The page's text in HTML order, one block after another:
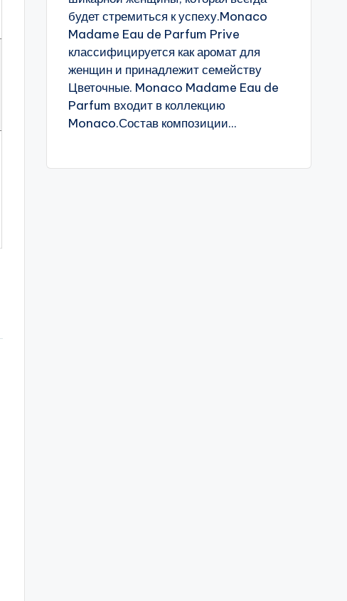
будет стремиться к успеху.Monaco
Madame Eau de Parfum Prive
классифицируется как аромат для
женщин и принадлежит семейству
Цветочные. Monaco Madame Eau de
Parfum входит в коллекцию
Monaco.Состав композиции...